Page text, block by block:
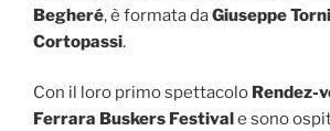
Begheré, è formata daGiuseppe
Cortopassi.
Con il loro primo spettacolo Rendez-
Ferrara Buskers Festivale sono